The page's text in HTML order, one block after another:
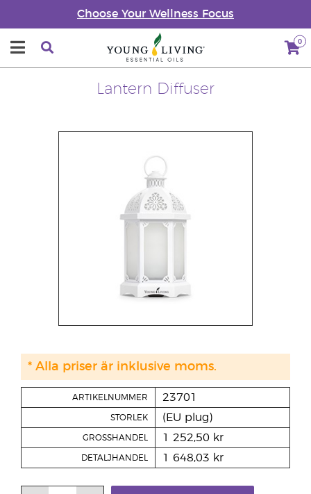
Choose Your Wellness Focus
0
Lantern Diffuser
ARTIKELNUMMER 23701
STORLEK (EU plug)
GROSSHANDEL 1 252,50 kr
DETALJHANDEL 1 648,03 kr
* Alla priser är inklusive moms.